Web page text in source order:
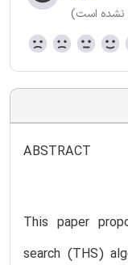
نشده است)
ABSTRACT
This paper
search (THS)